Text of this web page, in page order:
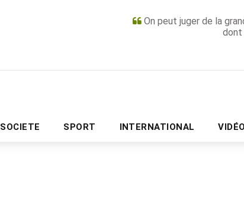
On peut juger de la
dont
SOCIETE SPORT INTERNATIONAL
PUBLICITÉ